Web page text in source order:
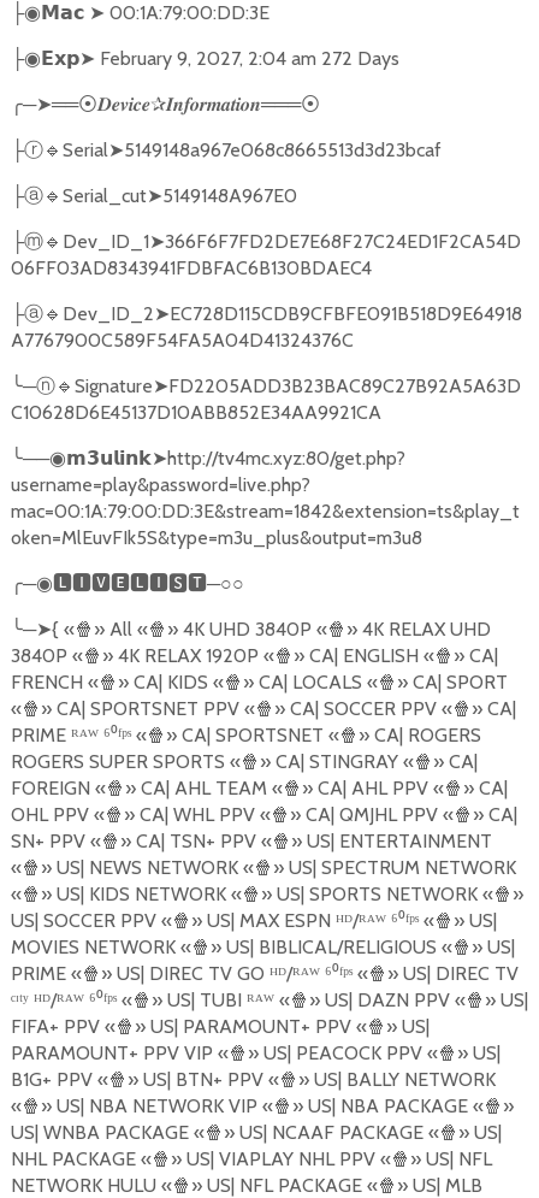
├◉ 𝗠𝗮𝗰 ➤ 00:1A:79:00:DD:3E
├◉ 𝗘𝘅𝗽➤ February 9, 2027, 2:04 am 272 Days
╭─➤══⦿𝑫𝒆𝒗𝒊𝒄𝒆✰𝑰𝒏𝒇𝒐𝒓𝒎𝒂𝒕𝒊𝒐𝒏═══⦿
├ⓡ🔹 Serial➤5149148a967e068c8665513d3d23bcaf
├ⓐ🔹 Serial_cut➤5149148A967E0
├ⓜ🔹 Dev_ID_1➤366F6F7FD2DE7E68F27C24ED1F2CA54D
06FF03AD8343941FDBFAC6B130BDAEC4
├ⓐ🔹 Dev_ID_2➤EC728D115CDB9CFBFE091B518D9E64918
A7767900C589F54FA5A04D41324376C
╰─ⓝ🔹 Signature➤FD2205ADD3B23BAC89C27B92A5A63D
C10628D6E45137D10ABB852E34AA9921CA
╰──◉𝗺𝟯𝘂𝗹𝗶𝗻𝗸➤http://tv4mc.xyz:80/get.php?
username=play&password=live.php?
mac=00:1A:79:00:DD:3E&stream=1842&extension=ts&play_t
oken=MlEuvFIk5S&type=m3u_plus&output=m3u8
╭─◉🅻🅸🆅🅴🅻🅸🆂🆃─○○
╰─➤{ «🍿 » All «🍿 » 4K UHD 3840P «🍿 » 4K RELAX UHD
3840P «🍿 » 4K RELAX 1920P «🍿 » CA| ENGLISH «🍿 » CA|
FRENCH «🍿 » CA| KIDS «🍿 » CA| LOCALS «🍿 » CA| SPORT
«🍿 » CA| SPORTSNET PPV «🍿 » CA| SOCCER PPV «🍿 » CA|
PRIME ᴿᴬᵂ ⁶⁰ᶠᵖˢ «🍿 » CA| SPORTSNET «🍿 » CA| ROGERS
ROGERS SUPER SPORTS «🍿 » CA| STINGRAY «🍿 » CA|
FOREIGN «🍿 » CA| AHL TEAM «🍿 » CA| AHL PPV «🍿 » CA|
OHL PPV «🍿 » CA| WHL PPV «🍿 » CA| QMJHL PPV «🍿 » CA|
SN+ PPV «🍿 » CA| TSN+ PPV «🍿 » US| ENTERTAINMENT
«🍿 » US| NEWS NETWORK «🍿 » US| SPECTRUM NETWORK
«🍿 » US| KIDS NETWORK «🍿 » US| SPORTS NETWORK «🍿 »
US| SOCCER PPV «🍿 » US| MAX ESPN ᴴᴰ/ᴿᴬᵂ ⁶⁰ᶠᵖˢ «🍿 » US|
MOVIES NETWORK «🍿 » US| BIBLICAL/RELIGIOUS «🍿 » US|
PRIME «🍿 » US| DIREC TV GO ᴴᴰ/ᴿᴬᵂ ⁶⁰ᶠᵖˢ «🍿 » US| DIREC TV
ᶜᶦᵗʸ ᴴᴰ/ᴿᴬᵂ ⁶⁰ᶠᵖˢ «🍿 » US| TUBI ᴿᴬᵂ «🍿 » US| DAZN PPV «🍿 » US|
FIFA+ PPV «🍿 » US| PARAMOUNT+ PPV «🍿 » US|
PARAMOUNT+ PPV VIP «🍿 » US| PEACOCK PPV «🍿 » US|
B1G+ PPV «🍿 » US| BTN+ PPV «🍿 » US| BALLY NETWORK
«🍿 » US| NBA NETWORK VIP «🍿 » US| NBA PACKAGE «🍿 »
US| WNBA PACKAGE «🍿 » US| NCAAF PACKAGE «🍿 » US|
NHL PACKAGE «🍿 » US| VIAPLAY NHL PPV «🍿 » US| NFL
NETWORK HULU «🍿 » US| NFL PACKAGE «🍿 » US| MLB